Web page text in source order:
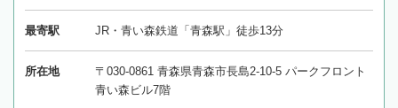
最寄駅 JR・青い森鉄道「青森駅」徒歩13分
所在地
〒030-0861 青森県青森市長島2-10-5 パークフロント
青い森ビル7階